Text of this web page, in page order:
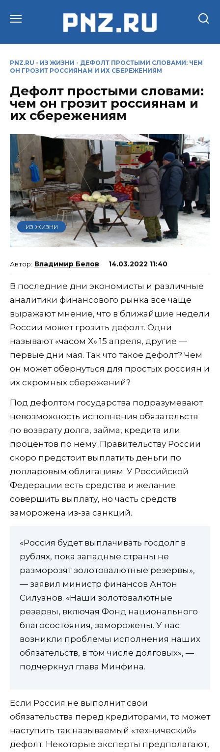
PNZ.RU - ИЗ ЖИЗНИ - ДЕФОЛТ ПРОСТЫМИ СЛОВАМИ: ЧЕМ
ОН ГРОЗИТ РОССИЯНАМ И ИХ СБЕРЕЖЕНИЯМ
Дефолт простыми словами:
чем он грозит россиянам и
их сбережениям
ИЗ ЖИЗНИ
Владимир Белов 14.03.2022 11:40
В последние дни экономисты и различные
аналитики финансового рынка все чаще
выражают мнение, что в ближайшие недели
России может грозить дефолт. Одни
называют «часом Х» 15 апреля, другие —
первые дни мая. Так что такое дефолт? Чем
он может обернуться для простых россиян и
их скромных сбережений?
Под дефолтом государства подразумевают
невозможность исполнения обязательств
по возврату долга, займа, кредита или
процентов по нему. Правительству России
скоро предстоит выплатить деньги по
долларовым облигациям. У Российской
Федерации есть средства и желание
совершить выплату, но часть средств
заморожена из-за санкций.
«Россия будет выплачивать госдолг в
рублях, пока западные страны не
разморозят золотовалютные резервы»,
— заявил министр финансов Антон
Силуанов. «Наши золотовалютные
резервы, включая Фонд национального
благосостояния, заморожены. У нас
возникли проблемы исполнения наших
обязательств, в том числе долговых», —
подчеркнул глава Минфина.
Если Россия не выполнит свои
обязательства перед кредиторами, то может
наступить так называемый «технический»
дефолт. Некоторые эксперты предполагают,